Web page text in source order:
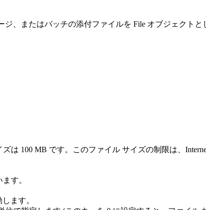
ジ、またはバッチの添付ファイルを File オブジェクト
100 MB です。このファイル サイズの制限は、
す。
ます。